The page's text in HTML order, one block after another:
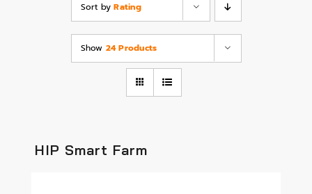
Sort byRating
Show 24 Products
HIP Smart Farm